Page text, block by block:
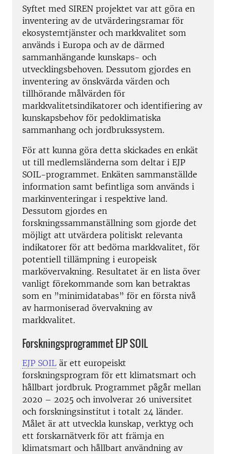
Syftet med SIREN projektet var att göra en
inventering av de utvärderingsramar för
ekosystemtjänster och markkvalitet som
används i Europa och av de därmed
sammanhängande kunskaps- och
utvecklingsbehoven. Dessutom gjordes en
inventering av önskvärda värden och
tillhörande målvärden för
markkvalitetsindikatorer och identifiering av
kunskapsbehov för pedoklimatiska
sammanhang och jordbrukssystem.
För att kunna göra detta skickades en enkät
ut till medlemsländerna som deltar i EJP
SOIL-programmet. Enkäten sammanställde
information samt befintliga som används i
markinventeringar i respektive land.
Dessutom gjordes en
forskningssammanställning som gjorde det
möjligt att utvärdera politiskt relevanta
indikatorer för att bedöma markkvalitet, för
potentiell tillämpning i europeisk
markövervakning. Resultatet är en lista över
vanligt förekommande som kan betraktas
som en ”minimidatabas” för en första nivå
av harmoniserad övervakning av
markkvalitet.
Forskningsprogrammet EJP SOIL
EJP SOIL är ett europeiskt
forskningsprogram för ett klimatsmart och
hållbart jordbruk. Programmet pågår mellan
2020 – 2025 och involverar 26 universitet
och forskningsinstitut i totalt 24 länder.
Målet är att utveckla kunskap, verktyg och
ett forskarnätverk för att främja en
klimatsmart och hållbart användning av